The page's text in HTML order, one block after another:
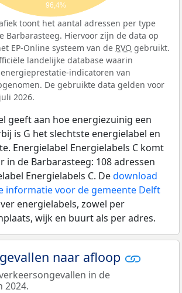
96,4%
toont het aantal adressen per type
Barbarasteeg. Hiervoor zijn de data op
EP-Online systeem van de RVO gebruikt.
landelijke database waarin
indicatoren van
De gebruikte data gelden voor
2026.
geeft aan hoe energiezuinig een
is G het slechtste energielabel en
Energielabel Energielabels C komt
in de Barbarasteeg: 108 adressen
Energielabels C. Dedownload
informatie voor de gemeente Delft
energielabels, zowel per
wijk en buurt als per adres.
naar afloop
in de
2024.